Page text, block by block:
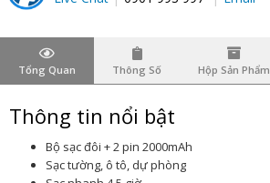
Tổng Quan Thông Số Hộp Sản Phẩm
Thông tin nổi bật
Bộ sạc đôi + 2 pin 2000mAh
Sạc tường, ô tô, dự phòng